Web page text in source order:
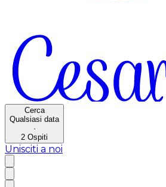
Cerca
Qualsiasi data
·
2 Ospiti
Unisciti a noi